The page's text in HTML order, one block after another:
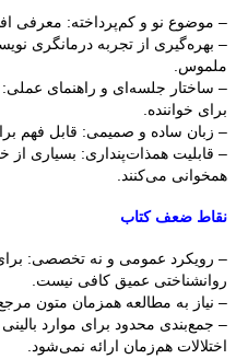
– موضوع نو و کم‌پرداخته: معرفی
– بهره‌گیری از تجربه درمانگری
ملموس.
– ساختار جلسه‌ای و راهنمای
برای خواننده.
– زبان ساده و صمیمی: قابل فهم
– قابلیت همذات‌پنداری: بسیاری از
همخوانی می‌کنند.
نقاط ضعف کتاب
– رویکرد عمومی و نه تخصصی:
روانشناختی عمیق کافی نیست.
– نیاز به مطالعه همزمان متون
– جمع‌بندی محدود برای موارد بالینی
اختلالات هم‌زمان ارائه نمی‌شود.